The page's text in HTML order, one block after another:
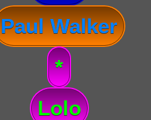
Paul Walker
*
Lolo